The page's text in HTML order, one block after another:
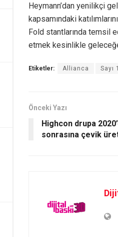
Heymann’dan yenilikçi
kapsamındaki
Fold stantlarında temsil
etmek kesinlikle
Etiketler: Allianca Sayı
Önceki Yazı
Highcon drupa
sonrasına çevik